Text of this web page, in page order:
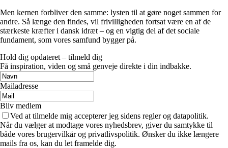
Men kernen forbliver den samme: lysten til at gøre noget sammen for
andre. Så længe den findes, vil frivilligheden fortsat være en af de
stærkeste kræfter i dansk idræt – og en vigtig del af det sociale
fundament, som vores samfund bygger på.
Hold dig opdateret – tilmeld dig
Få inspiration, viden og små genveje direkte i din indbakke.
Mailadresse
Bliv medlem
Ved at tilmelde mig accepterer jeg sidens regler og datapolitik.
Når du vælger at modtage vores nyhedsbrev, giver du samtykke til
både vores brugervilkår og privatlivspolitik. Ønsker du ikke længere
mails fra os, kan du let framelde dig.